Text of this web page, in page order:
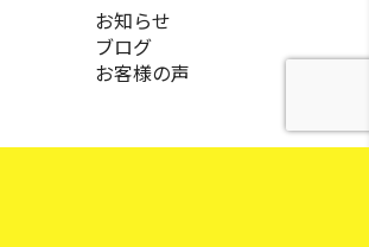
お知らせ
ブログ
お客様の声